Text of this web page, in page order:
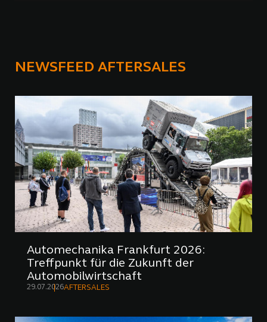
NEWSFEED AFTERSALES
Automechanika Frankfurt 2026:
Treffpunkt für die Zukunft der
Automobilwirtschaft
29.07.2026AFTERSALES